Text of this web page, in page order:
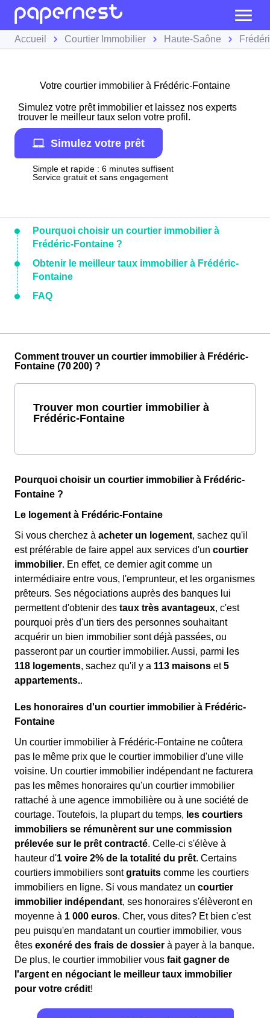
Accueil Courtier Immobilier Haute-Saône
Votre courtier immobilier à Frédéric-Fontaine
Simulez votre prêt immobilier et laissez nos experts
trouver le meilleur taux selon votre profil.
Simulez votre prêt
Simple et rapide : 6 minutes suffisent
Service gratuit et sans engagement
Pourquoi choisir un courtier immobilier à
Frédéric-Fontaine ?
Obtenir le meilleur taux immobilier à Frédéric-
Fontaine
FAQ
Comment trouver un courtier immobilier à Frédéric-
Fontaine (70 200) ?
Trouver mon courtier immobilier à
Frédéric-Fontaine
Pourquoi choisir un courtier immobilier à Frédéric-
Fontaine ?
Le logement à Frédéric-Fontaine
Si vous cherchez à acheter un logement, sachez qu'il
est préférable de faire appel aux services d'un courtier
immobilier. En effet, ce dernier agit comme un
intermédiaire entre vous, l'emprunteur, et les organismes
prêteurs. Ses négociations auprès des banques lui
permettent d'obtenir des taux très avantageux, c'est
pourquoi près d'un tiers des personnes souhaitant
acquérir un bien immobilier sont déjà passées, ou
passeront par un courtier immobilier. Aussi, parmi les
118 logements, sachez qu'il y a 113 maisons et5
appartements..
Les honoraires d'un courtier immobilier à Frédéric-
Fontaine
Un courtier immobilier à Frédéric-Fontaine ne coûtera
pas le même prix que le courtier immobilier d'une ville
voisine. Un courtier immobilier indépendant ne facturera
pas les mêmes honoraires qu'un courtier immobilier
rattaché à une agence immobilière ou à une société de
courtage. Toutefois, la plupart du temps, les courtiers
immobiliers se rémunèrent sur une commission
prélevée sur le prêt contracté. Celle-ci s'élève à
hauteur d'1 voire 2% de la totalité du prêt. Certains
courtiers immobiliers sontgratuits comme les courtiers
immobiliers en ligne. Si vous mandatez un courtier
immobilier indépendant, ses honoraires s'élèveront en
moyenne à 1 000 euros. Cher, vous dites? Et bien c'est
peu puisqu'en mandatant un courtier immobilier, vous
êtes exonéré des frais de dossier à payer à la banque.
De plus, le courtier immobilier vous fait gagner de
l'argent en négociant le meilleur taux immobilier
pour votre crédit!